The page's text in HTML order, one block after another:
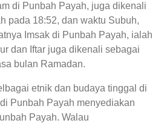
di Punbah Payah, juga dikenali
pada 18:52, dan waktu Subuh,
Imsak di Punbah Payah, ialah
dan Iftar juga dikenali sebagai
bulan Ramadan.
etnik dan budaya tinggal di
Punbah Payah menyediakan
Payah. Walau